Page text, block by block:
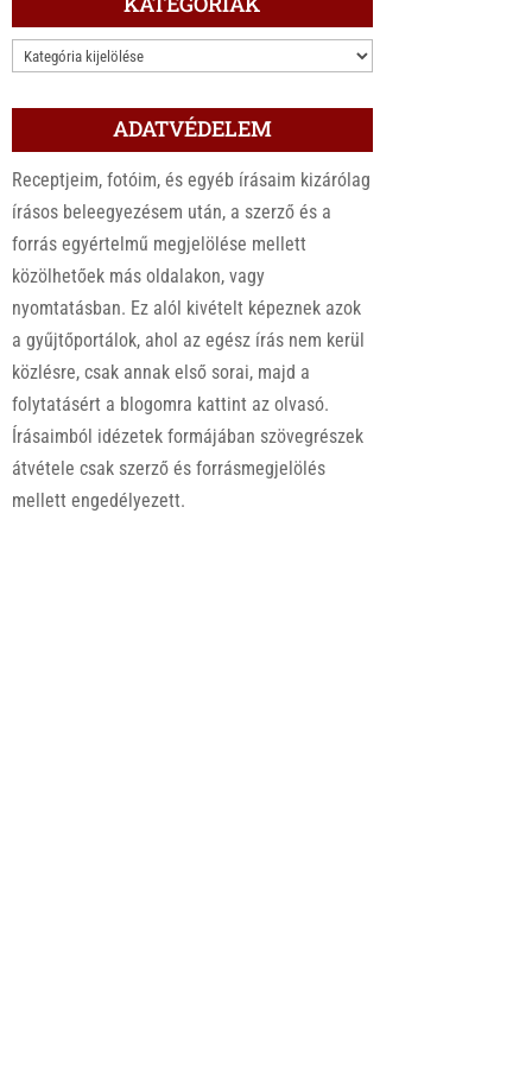
KATEGÓRIÁK
ADATVÉDELEM
Receptjeim, fotóim, és egyéb írásaim kizárólag
írásos beleegyezésem után, a szerző és a
forrás egyértelmű megjelölése mellett
közölhetőek más oldalakon, vagy
nyomtatásban. Ez alól kivételt képeznek azok
a gyűjtőportálok, ahol az egész írás nem kerül
közlésre, csak annak első sorai, majd a
folytatásért a blogomra kattint az olvasó.
Írásaimból idézetek formájában szövegrészek
átvétele csak szerző és forrásmegjelölés
mellett engedélyezett.